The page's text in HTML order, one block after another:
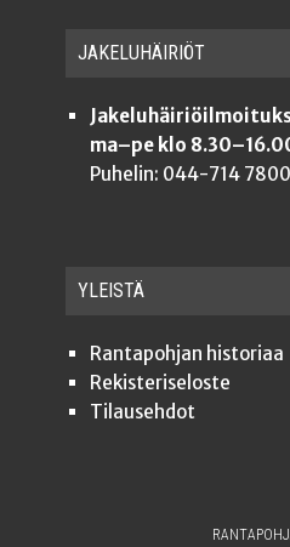
JAKE­LU­HÄI­RIÖT
ma–pe klo
Puhelin: 044-714 7800
YLEISTÄ
Ran­ta­poh­jan historiaa
Rekis­te­ri­se­los­te
Tilauseh­dot